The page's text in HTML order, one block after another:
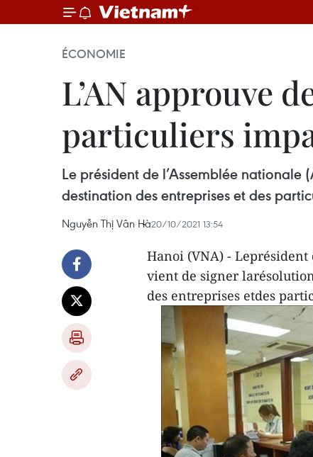
ÉCONOMIE
L’AN approuve
particuliers
Le président de l’Assemblée nationale
destination des entreprises et des
Nguyễn Thị Vân Hà20/10/2021 13:54
Hanoi (VNA) - Leprésident
vient de signer
des entreprises etdes